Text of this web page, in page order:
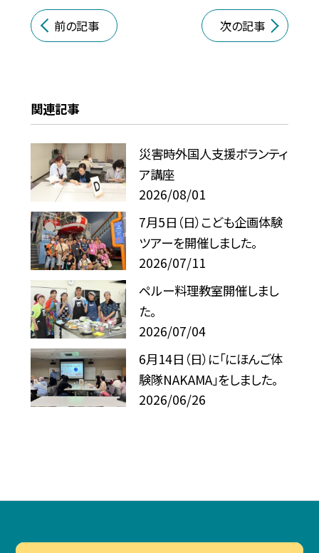
前の記事 次の記事
関連記事
災害時外国人支援ボランティ
ア講座
2026/08/01
7月5日（日）こども企画体験
ツアーを開催しました。
2026/07/11
ペルー料理教室開催しまし
た。
2026/07/04
6月14日（日）に「にほんご体
験隊NAKAMA」をしました。
2026/06/26